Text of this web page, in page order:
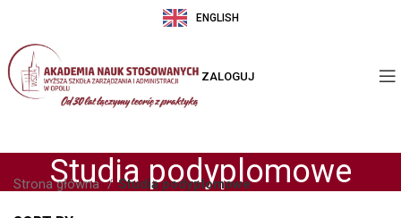
ENGLISH
ZALOGUJ
Studia podyplomowe
Strona główna Studia podyplomowe